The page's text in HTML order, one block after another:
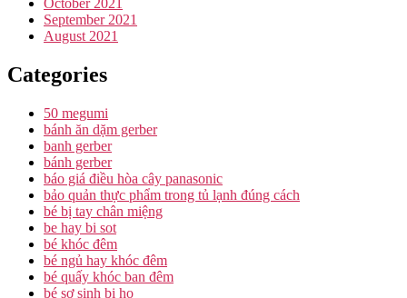
September 2021
August 2021
Categories
50 megumi
bánh ăn dặm gerber
banh gerber
bánh gerber
báo giá điều hòa cây panasonic
bảo quản thực phẩm trong tủ lạnh đúng cách
bé bị tay chân miệng
be hay bi sot
bé khóc đêm
bé ngủ hay khóc đêm
bé quấy khóc ban đêm
bé sơ sinh bị ho